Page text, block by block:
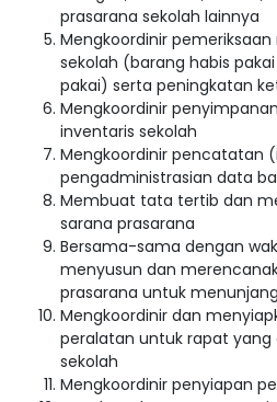
prasarana sekolah lainnya
Mengkoordinir
sekolah (barang habis
pakai) serta peningkatan
Mengkoordinir
inventaris sekolah
Mengkoordinir pencatatan
pengadministrasian data
Membuat tata tertib dan
sarana prasarana
Bersama-sama dengan
menyusun dan
prasarana untuk
Mengkoordinir dan
peralatan untuk rapat yang
sekolah
Mengkoordinir penyiapan